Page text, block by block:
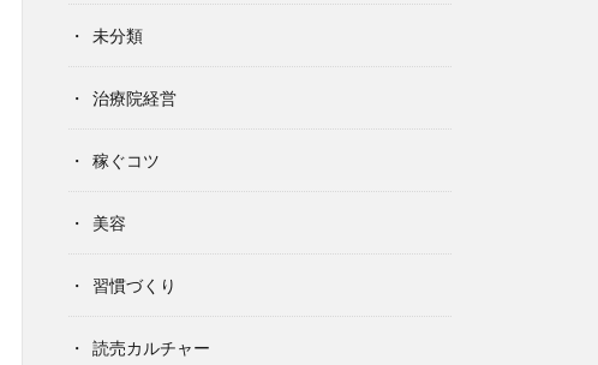
未分類
治療院経営
稼ぐコツ
美容
習慣づくり
読売カルチャー